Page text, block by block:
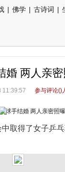
| 佛学 | 古诗词 |
婚 两人亲
11:39:57 参与评论()
取得了女子乒